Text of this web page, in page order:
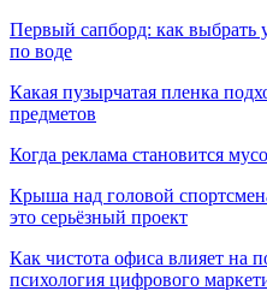
Первый сапборд: как выбрать
по воде
Какая пузырчатая пленка
предметов
Когда реклама становится
Крыша над головой
это серьёзный проект
Как чистота офиса влияет на
психология цифрового